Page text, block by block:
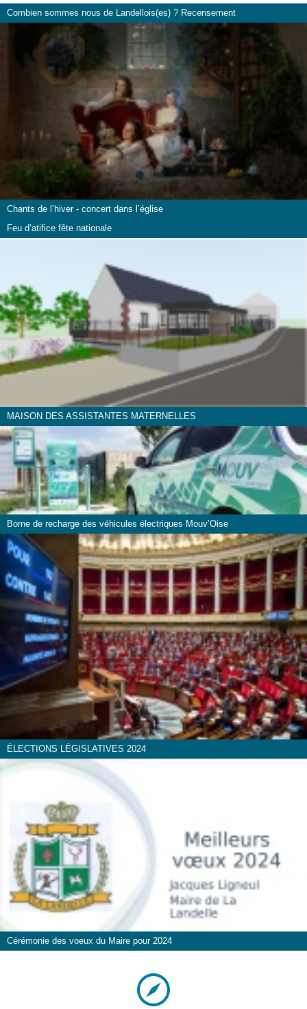
Combien sommes nous de Landellois(es) ? Recensement
Chants de l’hiver - concert dans l’église
Feu d’atifice fête nationale
MAISON DES ASSISTANTES MATERNELLES
Borne de recharge des véhicules électriques Mouv’Oise
ÉLECTIONS LÉGISLATIVES 2024
Cérémonie des voeux du Maire pour 2024